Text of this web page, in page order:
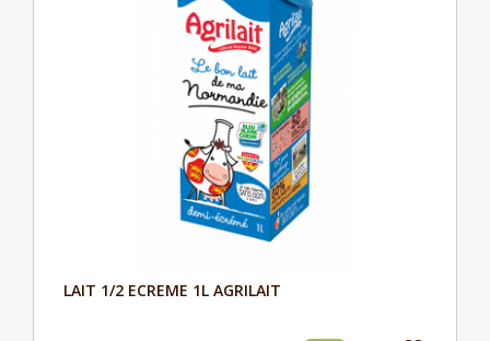
Aperçu
LAIT 1/2 ECREME 1L AGRILAIT